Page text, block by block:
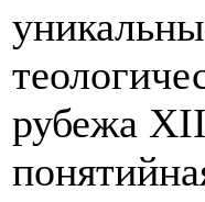
рубежа